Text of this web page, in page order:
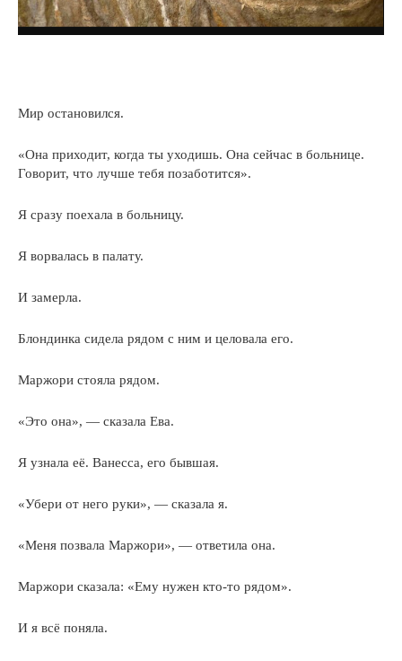
Мир остановился.
«Она приходит, когда ты уходишь. Она сейчас в больнице.
Говорит, что лучше тебя позаботится».
Я сразу поехала в больницу.
Я ворвалась в палату.
И замерла.
Блондинка сидела рядом с ним и целовала его.
Маржори стояла рядом.
«Это она», — сказала Ева.
Я узнала её. Ванесса, его бывшая.
«Убери от него руки», — сказала я.
«Меня позвала Маржори», — ответила она.
Маржори сказала: «Ему нужен кто-то рядом».
И я всё поняла.